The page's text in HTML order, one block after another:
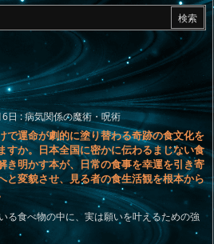
日:病気関係の魔術・呪術
で運命が劇的に塗り替わる奇跡の食文化を
すか。日本全国に密かに伝わるまじない食
き明かす本が、日常の食事を幸運を引き寄
と変貌させ、見る者の食生活観を根本から
る食べ物の中に、実は願いを叶えるための強